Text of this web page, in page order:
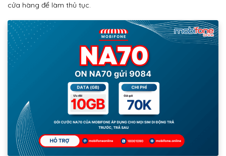
cửa hàng để làm thủ tục.